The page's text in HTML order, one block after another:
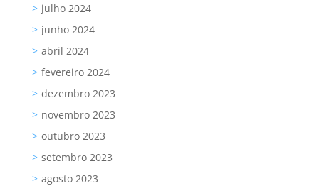
julho 2024
junho 2024
abril 2024
fevereiro 2024
dezembro 2023
novembro 2023
outubro 2023
setembro 2023
agosto 2023